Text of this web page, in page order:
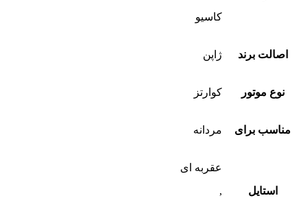
کاسیو
اصالت برند ژاپن
نوع موتور کوارتز
مناسب برای مردانه
استایل
عقربه ای
,